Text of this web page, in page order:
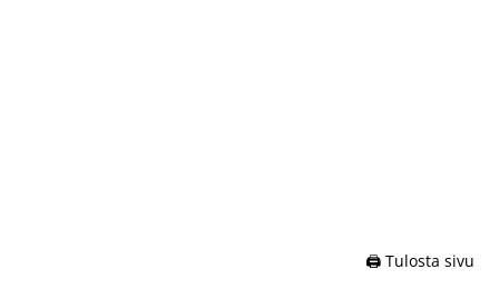
🖨️ Tulosta sivu